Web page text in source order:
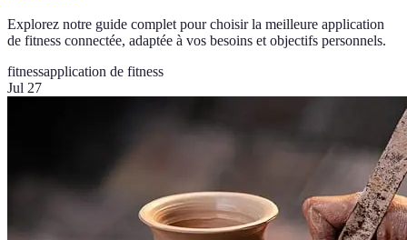
Explorez notre guide complet pour choisir la meilleure application
de fitness connectée, adaptée à vos besoins et objectifs personnels.
fitnessapplication de fitness
Jul 27